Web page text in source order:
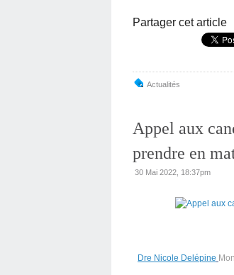
Partager cet article
Actualités
Appel aux
prendre en
30 Mai 2022, 18:37pm
Dre Nicole Delépine